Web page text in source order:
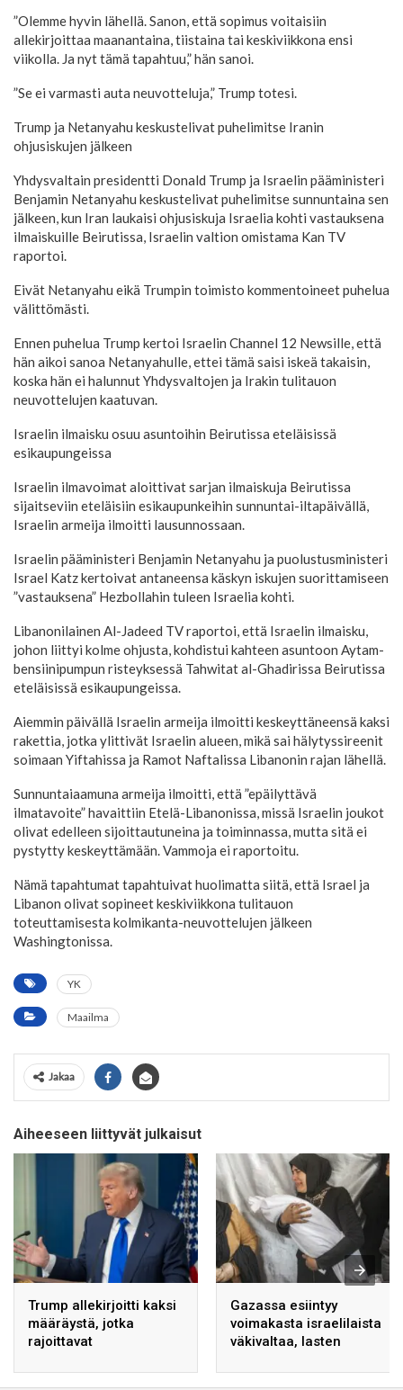
”Olemme hyvin lähellä. Sanon, että sopimus voitaisiin
allekirjoittaa maanantaina, tiistaina tai keskiviikkona ensi
viikolla. Ja nyt tämä tapahtuu,” hän sanoi.
”Se ei varmasti auta neuvotteluja,” Trump totesi.
Trump ja Netanyahu keskustelivat puhelimitse Iranin
ohjusiskujen jälkeen
Yhdysvaltain presidentti Donald Trump ja Israelin pääministeri
Benjamin Netanyahu keskustelivat puhelimitse sunnuntaina sen
jälkeen, kun Iran laukaisi ohjusiskuja Israelia kohti vastauksena
ilmaiskuille Beirutissa, Israelin valtion omistama Kan TV
raportoi.
Eivät Netanyahu eikä Trumpin toimisto kommentoineet puhelua
välittömästi.
Ennen puhelua Trump kertoi Israelin Channel 12 Newsille, että
hän aikoi sanoa Netanyahulle, ettei tämä saisi iskeä takaisin,
koska hän ei halunnut Yhdysvaltojen ja Irakin tulitauon
neuvottelujen kaatuvan.
Israelin ilmaisku osuu asuntoihin Beirutissa eteläisissä
esikaupungeissa
Israelin ilmavoimat aloittivat sarjan ilmaiskuja Beirutissa
sijaitseviin eteläisiin esikaupunkeihin sunnuntai-iltapäivällä,
Israelin armeija ilmoitti lausunnossaan.
Israelin pääministeri Benjamin Netanyahu ja puolustusministeri
Israel Katz kertoivat antaneensa käskyn iskujen suorittamiseen
”vastauksena” Hezbollahin tuleen Israelia kohti.
Libanonilainen Al-Jadeed TV raportoi, että Israelin ilmaisku,
johon liittyi kolme ohjusta, kohdistui kahteen asuntoon Aytam-
bensiinipumpun risteyksessä Tahwitat al-Ghadirissa Beirutissa
eteläisissä esikaupungeissa.
Aiemmin päivällä Israelin armeija ilmoitti keskeyttäneensä kaksi
rakettia, jotka ylittivät Israelin alueen, mikä sai hälytyssireenit
soimaan Yiftahissa ja Ramot Naftalissa Libanonin rajan lähellä.
Sunnuntaiaamuna armeija ilmoitti, että ”epäilyttävä
ilmatavoite” havaittiin Etelä-Libanonissa, missä Israelin joukot
olivat edelleen sijoittautuneina ja toiminnassa, mutta sitä ei
pystytty keskeyttämään. Vammoja ei raportoitu.
Nämä tapahtumat tapahtuivat huolimatta siitä, että Israel ja
Libanon olivat sopineet keskiviikkona tulitauon
toteuttamisesta kolmikanta-neuvottelujen jälkeen
Washingtonissa.
YK
Maailma
Jakaa
Aiheeseen liittyvät julkaisut
Trump allekirjoitti kaksi
määräystä, jotka
rajoittavat
perustuvaa
Gazassa esiintyy
voimakasta israelilaista
väkivaltaa, lasten